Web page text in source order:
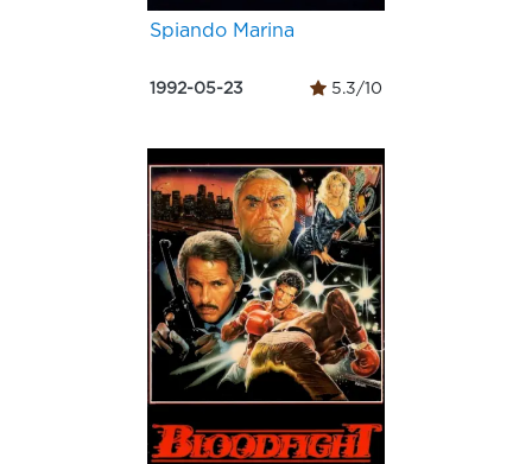
Spiando Marina
1992-05-23 5.3/10